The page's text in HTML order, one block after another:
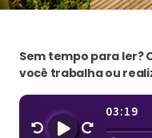
Sem tempo para ler?
você trabalha ou